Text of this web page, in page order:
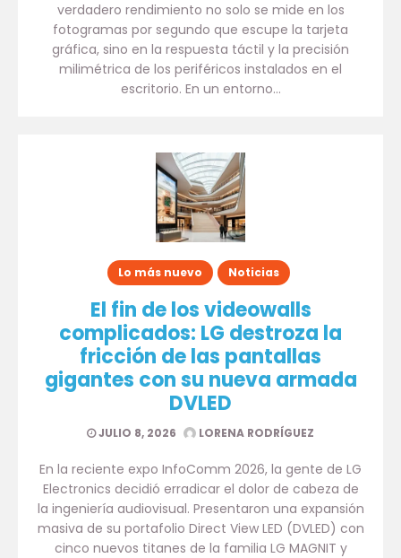
verdadero rendimiento no solo se mide en los
fotogramas por segundo que escupe la tarjeta
gráfica, sino en la respuesta táctil y la precisión
milimétrica de los periféricos instalados en el
escritorio. En un entorno…
Lo más nuevo Noticias
El fin de los videowalls
complicados: LG destroza la
fricción de las pantallas
gigantes con su nueva armada
DVLED
JULIO 8, 2026 LORENA RODRÍGUEZ
En la reciente expo InfoComm 2026, la gente de LG
Electronics decidió erradicar el dolor de cabeza de
la ingeniería audiovisual. Presentaron una expansión
masiva de su portafolio Direct View LED (DVLED) con
cinco nuevos titanes de la familia LG MAGNIT y